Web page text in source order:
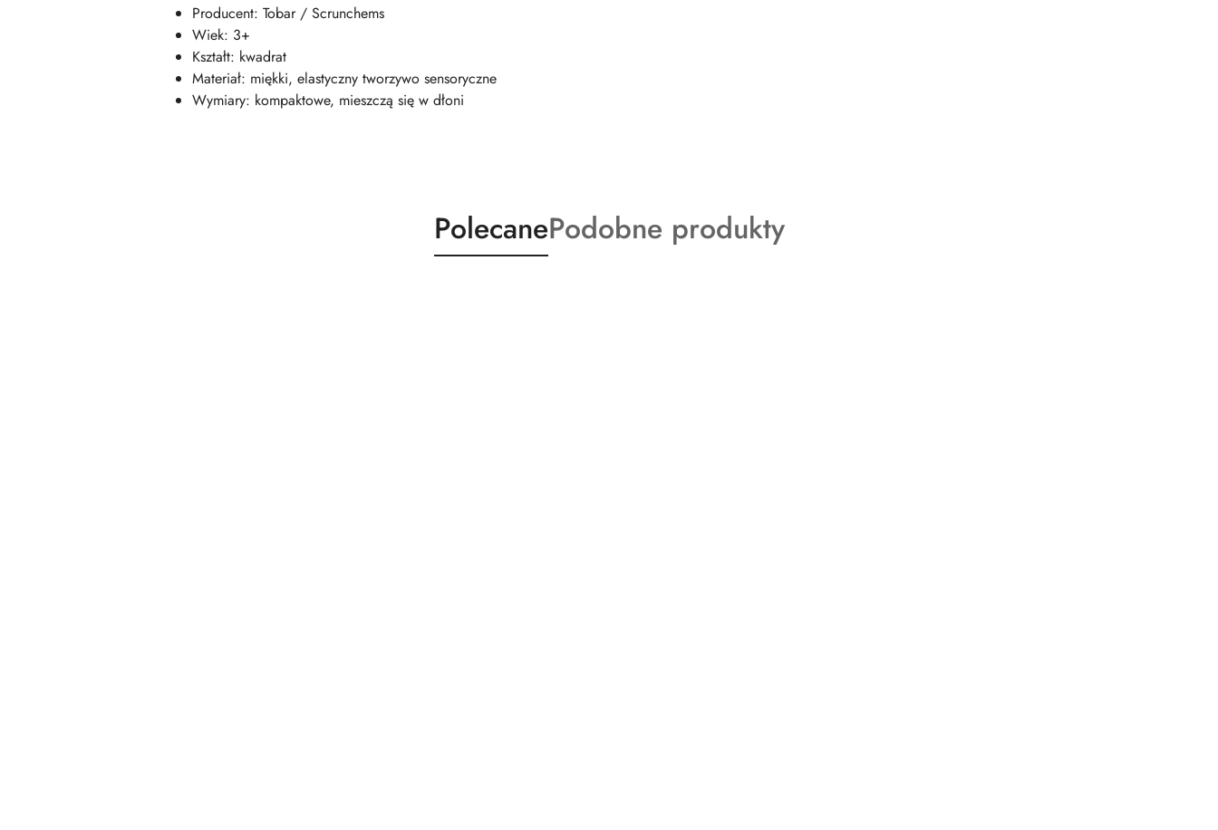
Producent: Tobar / Scrunchems
Wiek: 3+
Kształt: kwadrat
Materiał: miękki, elastyczny tworzywo sensoryczne
Wymiary: kompaktowe, mieszczą się w dłoni
Produkty
o
PolecaneProdukty
o
Podobne produkty